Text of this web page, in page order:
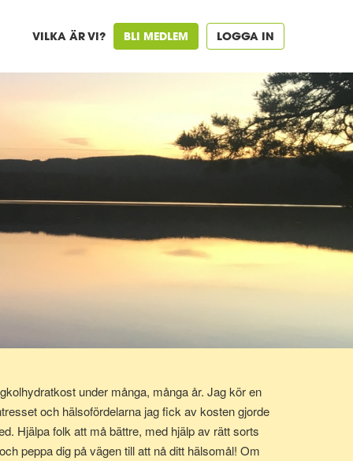
VILKA ÄR VI? BLI MEDLEM LOGGA IN
under många, många år. Jag kör en
och hälsofördelarna jag fick av kosten gjorde
Hjälpa folk att må bättre, med hjälp av rätt sorts
peppa dig på vägen till att nå ditt hälsomål! Om